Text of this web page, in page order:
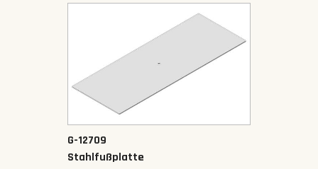
G-12709
Stahlfußplatte